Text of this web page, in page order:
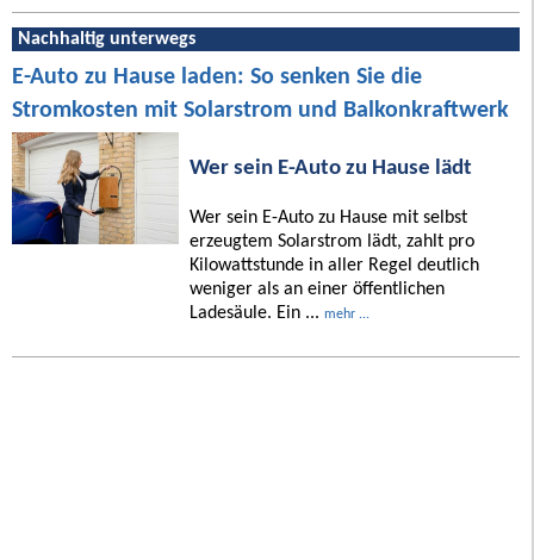
Nachhaltig unterwegs
E-Auto zu Hause laden: So senken Sie die
Stromkosten mit Solarstrom und Balkonkraftwerk
Wer sein E-Auto zu Hause lädt
Wer sein E-Auto zu Hause mit selbst
erzeugtem Solarstrom lädt, zahlt pro
Kilowattstunde in aller Regel deutlich
weniger als an einer öffentlichen
Ladesäule. Ein ... mehr ...